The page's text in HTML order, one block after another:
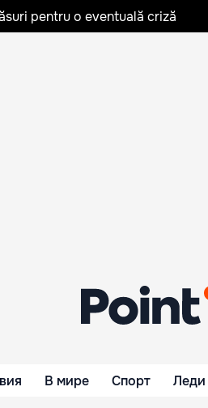
pentru o eventuală criză
В мире Спорт Леди